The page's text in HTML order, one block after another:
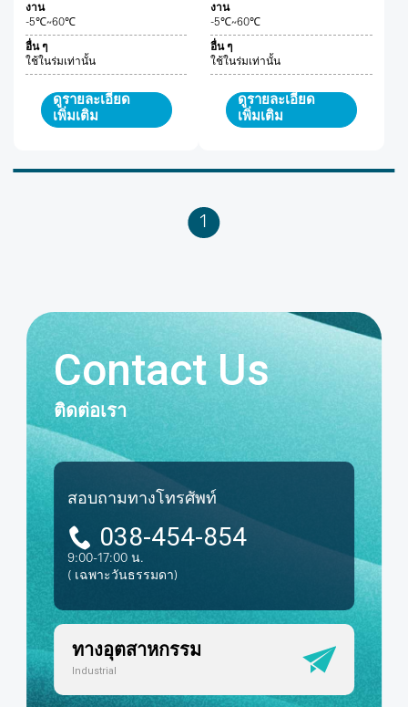
งาน
-5℃~60℃
อื่น ๆ
ใช้ในร่มเท่านั้น
ดูรายละเอียด
เพิ่มเติม
งาน
-5℃~60℃
อื่น ๆ
ใช้ในร่มเท่านั้น
ดูรายละเอียด
เพิ่มเติม
1
Contact Us
ติดต่อเรา
สอบถามทางโทรศัพท์
038-454-854
9:00-17:00 น.
( เฉพาะวันธรรมดา)
ทางอุตสาหกรรม
Industrial